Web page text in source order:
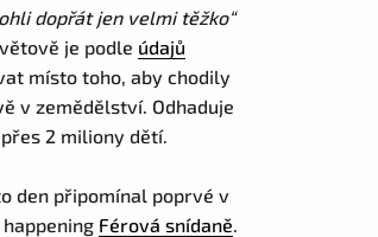
dopřát jen velmi těžko“
je podle údajů
místo toho, aby chodily
v zemědělství. Odhaduje
2 miliony dětí.
den připomínal poprvé v
Férová snídaně.